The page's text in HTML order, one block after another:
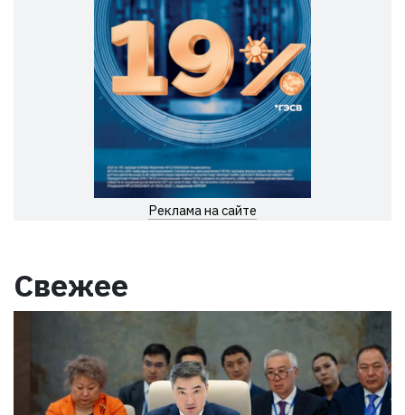
Реклама на сайте
Свежее